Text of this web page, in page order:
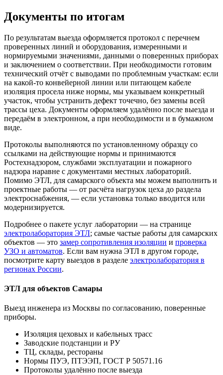
Документы по итогам
По результатам выезда оформляется протокол с перечнем
проверенных линий и оборудования, измеренными и
нормируемыми значениями, данными о поверенных приборах
и заключением о соответствии. При необходимости готовим
технический отчёт с выводами по проблемным участкам: если
на какой-то конвейерной линии или питающем кабеле
изоляция просела ниже нормы, мы указываем конкретный
участок, чтобы устранить дефект точечно, без замены всей
трассы цеха. Документы оформляем удалённо после выезда и
передаём в электронном, а при необходимости и в бумажном
виде.
Протоколы выполняются по установленному образцу со
ссылками на действующие нормы и принимаются
Ростехнадзором, службами эксплуатации и пожарного
надзора наравне с документами местных лабораторий.
Помимо ЭТЛ, для самарского объекта мы можем выполнить и
проектные работы — от расчёта нагрузок цеха до раздела
электроснабжения, — если установка только вводится или
модернизируется.
Подробнее о пакете услуг лаборатории — на странице
электролаборатория ЭТЛ; самые частые работы для самарских
объектов — это замер сопротивления изоляции и проверка
УЗО и автоматов. Если вам нужна ЭТЛ в другом городе,
посмотрите карту выездов в разделе электролаборатория в
регионах России.
ЭТЛ для объектов Самары
Выезд инженера из Москвы по согласованию, поверенные
приборы.
Изоляция цеховых и кабельных трасс
Заводские подстанции и РУ
ТЦ, склады, рестораны
Нормы ПУЭ, ПТЭЭП, ГОСТ Р 50571.16
Протоколы удалённо после выезда